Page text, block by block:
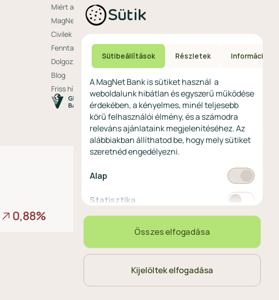
Miért a MagNet?
MagNet Extrák
Civilek bankja
Fenntarthatóság a MagNetnél
Dolgozz nálunk
Blog
Friss hírek
0,88%
Nyelvválasztó
Magyar
Sütik
Sütibeállítások Részletek Információ
A MagNet Bank is sütiket használ a
weboldalunk hibátlan és egyszerű működése
érdekében, a kényelmes, minél teljesebb
körű felhasználói élmény, és a számodra
releváns ajánlataink megjelenítéséhez. Az
alábbiakban állíthatod be, hogy mely sütiket
szeretnéd engedélyezni.
Alap Kötelező
Statisztika Statisztikai
Marketing
Összes elfogadása
Kijelöltek elfogadása